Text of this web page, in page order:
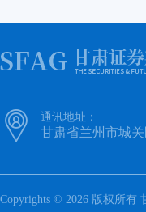
 通讯地址：
甘肃省兰州市城
Copyrights © 2026 版权所有